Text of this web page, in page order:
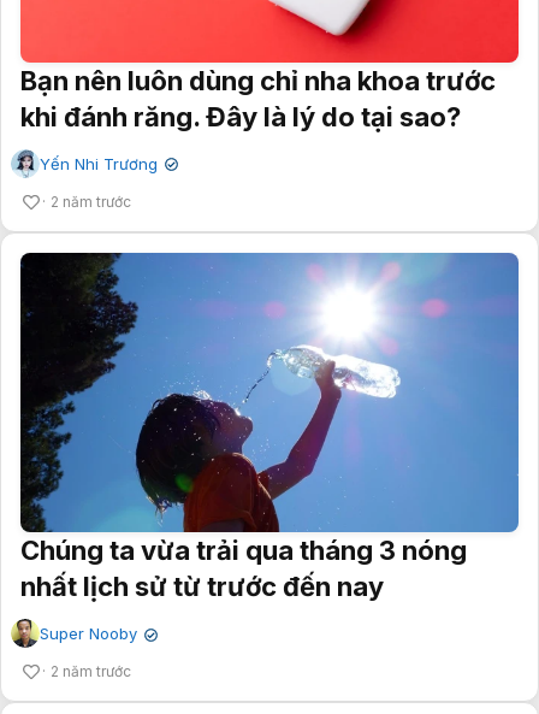
Bạn nên luôn dùng chỉ nha khoa trước
khi đánh răng. Đây là lý do tại sao?
Yến Nhi Trương ✔
2 năm trước
Chúng ta vừa trải qua tháng 3 nóng
nhất lịch sử từ trước đến nay
Super Nooby ✔
2 năm trước